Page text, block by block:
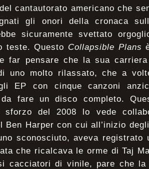
cantautorato americano che
gli onori della cronaca
sicuramente svettato
teste. Questo Collapsible Plans
far pensare che la sua
uno molto rilassato, che a
EP con cinque canzoni
da fare un disco completo.
sforzo del 2008 lo vede
Ben Harper con cui all’inizio
sconosciuto, aveva
che ricalcava le orme di Taj
cacciatori di vinile, pare che